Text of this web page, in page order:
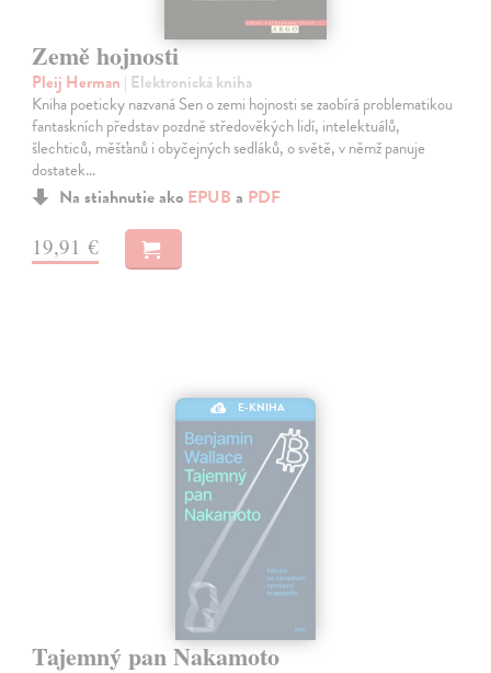
Země hojnosti
Pleij Herman | Elektronická kniha
Kniha poeticky nazvaná Sen o zemi hojnosti se zaobírá problematikou
fantaskních představ pozdně středověkých lidí, intelektuálů,
šlechticů, měšťanů i obyčejných sedláků, o světě, v němž panuje
dostatek…
Na stiahnutie ako EPUB a PDF
19,91 €
E-KNIHA
Tajemný pan Nakamoto